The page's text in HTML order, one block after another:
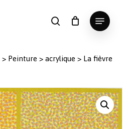
search
Menu
Fermer
le
> Peinture > acrylique > La fièvre
Close